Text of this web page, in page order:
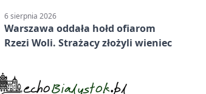
6 sierpnia 2026
Warszawa oddała hołd ofiarom
Rzezi Woli. Strażacy złożyli wieniec